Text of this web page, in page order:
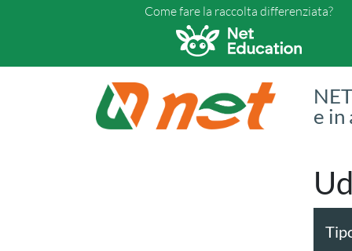
Come fare la raccolta differenziata?
e in